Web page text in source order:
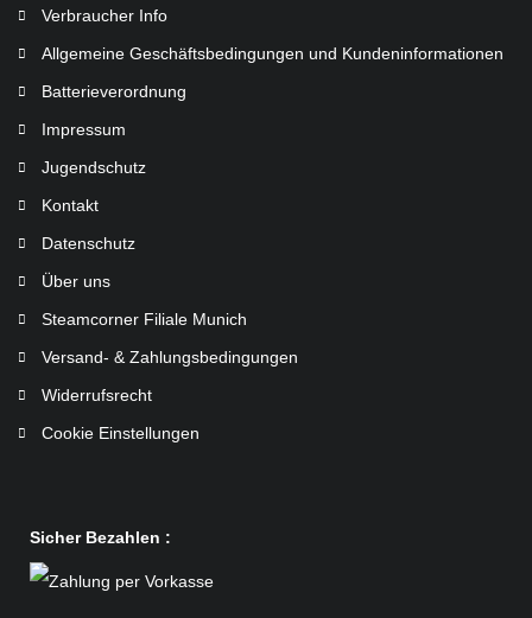
Verbraucher Info
Allgemeine Geschäftsbedingungen und Kundeninformationen
Batterieverordnung
Impressum
Jugendschutz
Kontakt
Datenschutz
Über uns
Steamcorner Filiale Munich
Versand- & Zahlungsbedingungen
Widerrufsrecht
Cookie Einstellungen
Sicher Bezahlen :